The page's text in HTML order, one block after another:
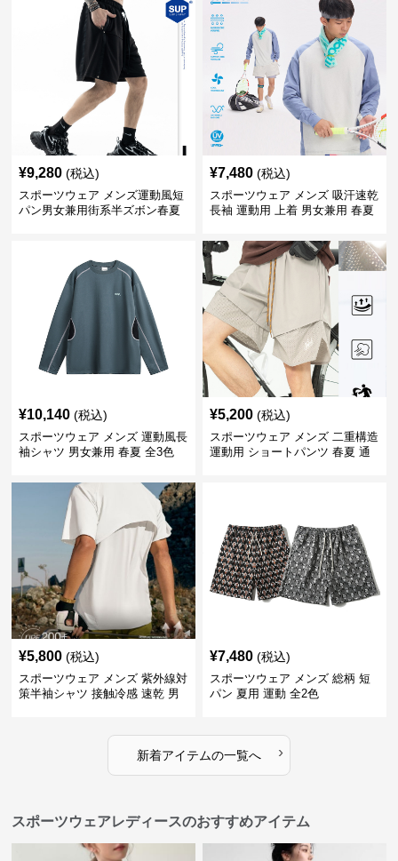
¥9,280 (税込)
スポーツウェア メンズ運動風短
パン男女兼用街系半ズボン春夏
¥7,480 (税込)
スポーツウェア メンズ 吸汗速乾
長袖 運動用 上着 男女兼用 春夏
¥10,140 (税込)
スポーツウェア メンズ 運動風長
袖シャツ 男女兼用 春夏 全3色
¥5,200 (税込)
スポーツウェア メンズ 二重構造
運動用 ショートパンツ 春夏 通
¥5,800 (税込)
スポーツウェア メンズ 紫外線対
策半袖シャツ 接触冷感 速乾 男
¥7,480 (税込)
スポーツウェア メンズ 総柄 短
パン 夏用 運動 全2色
新着アイテムの一覧へ ›
スポーツウェアレディースのおすすめアイテム